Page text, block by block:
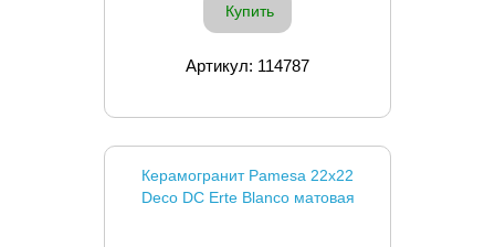
Купить
Артикул: 114787
Керамогранит Pamesa 22x22
Deco DC Erte Blanco матовая